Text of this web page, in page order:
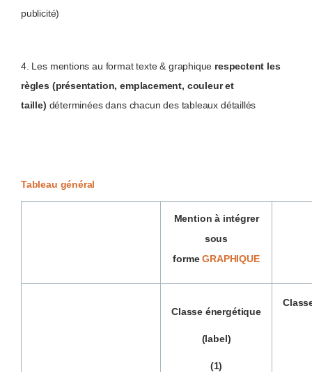
publicité)
4. Les mentions au format texte & graphique respectent les
règles (présentation, emplacement, couleur et
taille) déterminées dans chacun des tableaux détaillés
Tableau général
Mention à intégrer
sous
formeGRAPHIQUE
Classe énergétique
(label)
(1)